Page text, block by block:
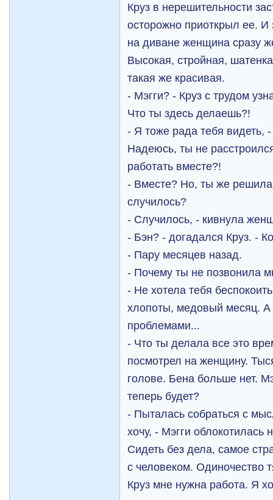
Круз в нерешительности
осторожно приоткрыл ее.
на диване женщина сразу
Высокая, стройная,
такая же красивая.
- Мэгги? - Круз с трудом
Что ты здесь делаешь?!
- Я тоже рада тебя видеть,
Надеюсь, ты не
работать вместе?!
- Вместе? Но, ты же решила
случилось?
- Случилось, - кивнула
- Бэн? - догадался Круз. -
- Пару месяцев назад.
- Почему ты не позвонила
- Не хотела тебя
хлопоты, медовый месяц. А
проблемами...
- Что ты делала все это
посмотрел на женщину.
голове. Бена больше нет.
теперь будет?
- Пыталась собраться с
хочу, - Мэгги облокотилась
Сидеть без дела, самое
с человеком. Одиночество
Круз мне нужна работа. Я